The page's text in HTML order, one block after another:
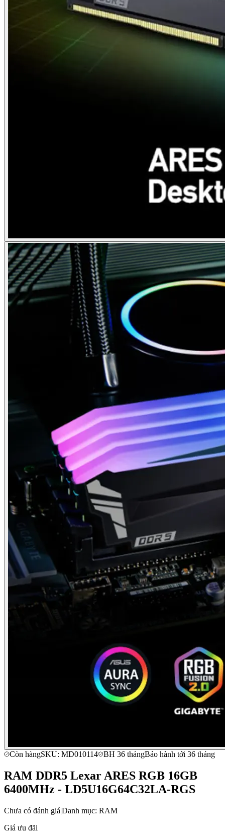
Còn hàngSKU: MD010114 BH 36 thángBảo hành tới 36 tháng
RAM DDR5 Lexar ARES RGB 16GB
6400MHz - LD5U16G64C32LA-RGS
Chưa có đánh giá|Danh mục: RAM
Giá ưu đãi